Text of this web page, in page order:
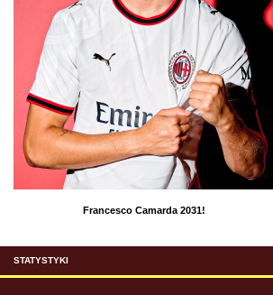
Francesco Camarda 2031!
STATYSTYKI